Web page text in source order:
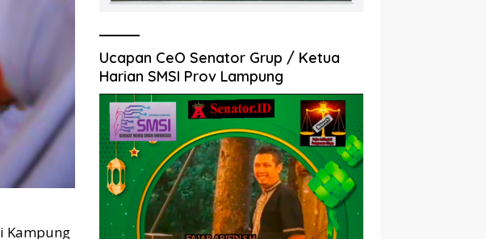
Kampung
Ucapan CeO Senator Grup / Ketua
Harian SMSI Prov Lampung